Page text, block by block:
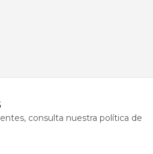
consulta nuestra política de